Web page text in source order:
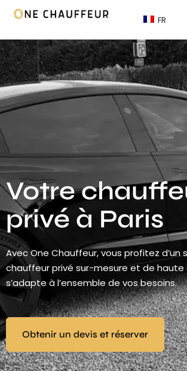
FR
Votre
privé à Paris
Avec One Chauffeur, vous profitez d’un
chauffeur privé sur-mesure et de haute
s’adapte à l’ensemble de vos besoins.
Obtenir un devis et réserver